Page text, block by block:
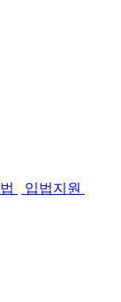
입법지원